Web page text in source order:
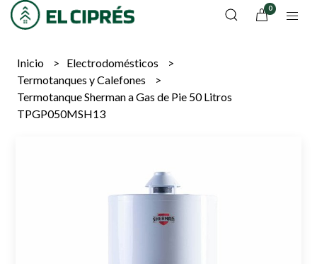
0
Inicio
Electrodomésticos
Termotanques y Calefones
Termotanque Sherman a Gas de Pie 50 Litros
TPGP050MSH13